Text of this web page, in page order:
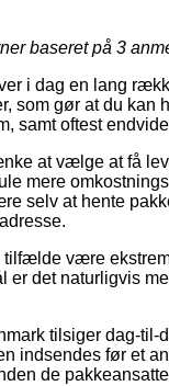
baseret på 3
i dag en lang
som gør at du
samt oftest
at vælge at få
mere
selv at hente
være
er det naturligvis
tilsiger dag-
indsendes før et
de